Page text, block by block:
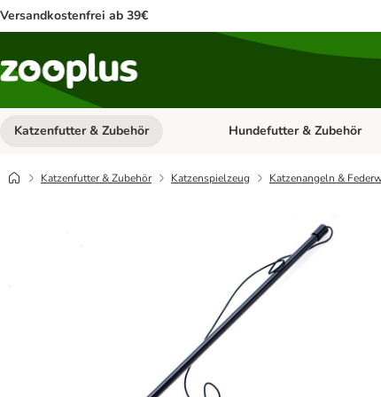
Versandkostenfrei ab 39€
Katzenfutter & Zubehör Kategorie-Menü öffnen:
Hundefutter & Zubehör
Katzenfutter & Zubehör Katzenspielzeug Katzenangeln &